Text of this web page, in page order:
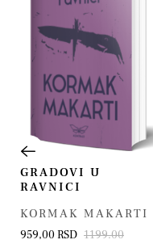
GRADOVI U
RAVNICI
KORMAK MAKARTI
959,00 RSD 1199.00